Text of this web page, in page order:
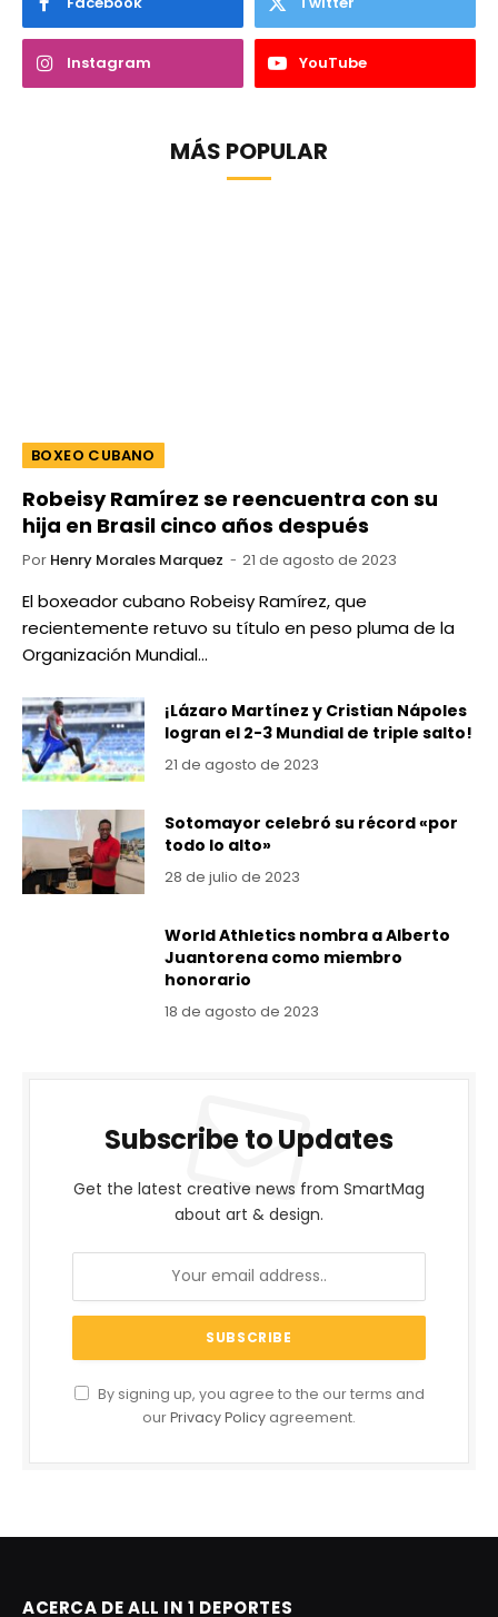
Instagram YouTube
MÁS POPULAR
BOXEO CUBANO
Robeisy Ramírez se reencuentra con su
hija en Brasil cinco años después
Por Henry Morales Marquez 21 de agosto de 2023
El boxeador cubano Robeisy Ramírez, que
recientemente retuvo su título en peso pluma de la
Organización Mundial…
¡Lázaro Martínez y Cristian Nápoles
logran el 2-3 Mundial de triple salto!
21 de agosto de 2023
Sotomayor celebró su récord «por
todo lo alto»
28 de julio de 2023
World Athletics nombra a Alberto
Juantorena como miembro
honorario
18 de agosto de 2023
Subscribe to Updates
Get the latest creative news from SmartMag
about art & design.
By signing up, you agree to the our terms and
ourPrivacy Policy agreement.
ACERCA DE ALL IN 1 DEPORTES